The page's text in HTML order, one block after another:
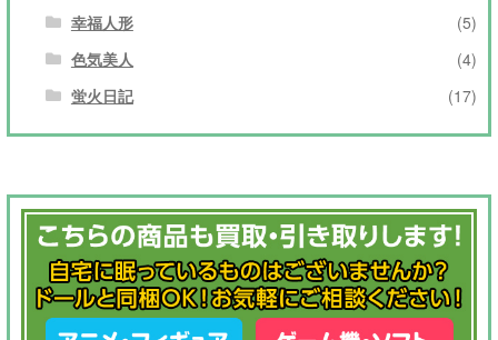
幸福人形
(5)
色気美人
(4)
蛍火日記
(17)